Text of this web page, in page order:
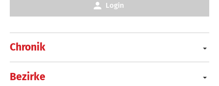
Chronik
Bezirke
Login